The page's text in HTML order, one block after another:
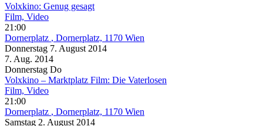
Volxkino: Genug gesagt
Film, Video
21:00
Dornerplatz , Dornerplatz, 1170 Wien
Donnerstag 7. August 2014
7. Aug. 2014
Donnerstag Do
Volxkino – Marktplatz Film: Die Vaterlosen
Film, Video
21:00
Dornerplatz , Dornerplatz, 1170 Wien
Samstag 2. August 2014